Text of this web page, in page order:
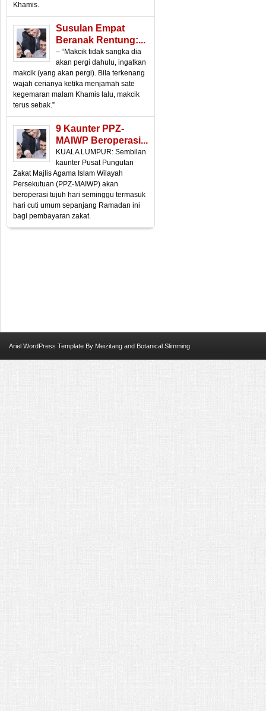
Khamis.
Susulan Empat
Beranak Rentung:...
– “Makcik tidak sangka dia
akan pergi dahulu, ingatkan
makcik (yang akan pergi). Bila terkenang
wajah cerianya ketika menjamah sate
kegemaran malam Khamis lalu, makcik
terus sebak.”
9 Kaunter PPZ-
MAIWP Beroperasi...
KUALA LUMPUR: Sembilan
kaunter Pusat Pungutan
Zakat Majlis Agama Islam Wilayah
Persekutuan (PPZ-MAIWP) akan
beroperasi tujuh hari seminggu termasuk
hari cuti umum sepanjang Ramadan ini
bagi pembayaran zakat.
Ariel WordPress Template By Meizitang and Botanical Slimming